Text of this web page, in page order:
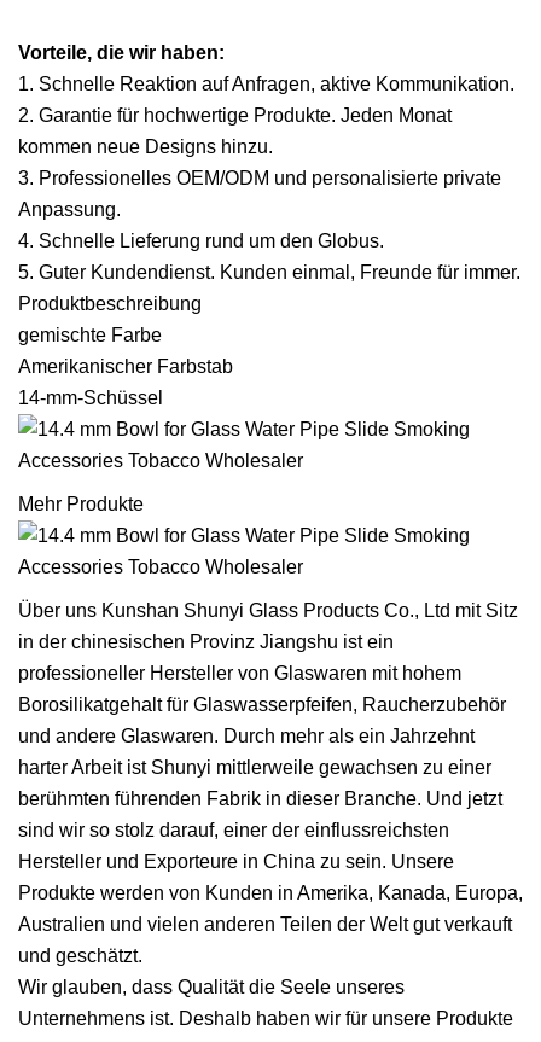
Vorteile, die wir haben:
1. Schnelle Reaktion auf Anfragen, aktive Kommunikation.
2. Garantie für hochwertige Produkte. Jeden Monat
kommen neue Designs hinzu.
3. Professionelles OEM/ODM und personalisierte private
Anpassung.
4. Schnelle Lieferung rund um den Globus.
5. Guter Kundendienst. Kunden einmal, Freunde für immer.
Produktbeschreibung
gemischte Farbe
Amerikanischer Farbstab
14-mm-Schüssel
Mehr Produkte
Über uns Kunshan Shunyi Glass Products Co., Ltd mit Sitz
in der chinesischen Provinz Jiangshu ist ein
professioneller Hersteller von Glaswaren mit hohem
Borosilikatgehalt für Glaswasserpfeifen, Raucherzubehör
und andere Glaswaren. Durch mehr als ein Jahrzehnt
harter Arbeit ist Shunyi mittlerweile gewachsen zu einer
berühmten führenden Fabrik in dieser Branche. Und jetzt
sind wir so stolz darauf, einer der einflussreichsten
Hersteller und Exporteure in China zu sein. Unsere
Produkte werden von Kunden in Amerika, Kanada, Europa,
Australien und vielen anderen Teilen der Welt gut verkauft
und geschätzt.
Wir glauben, dass Qualität die Seele unseres
Unternehmens ist. Deshalb haben wir für unsere Produkte